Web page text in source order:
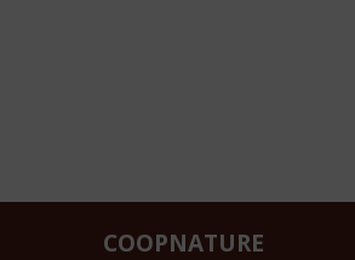
COOPNATURE